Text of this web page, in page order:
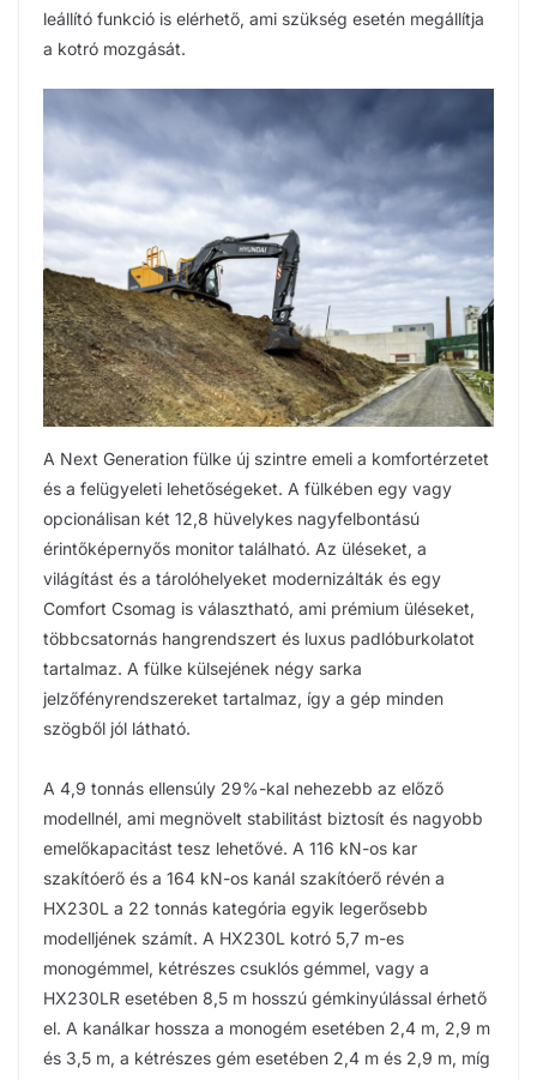
leállító funkció is elérhető, ami szükség esetén megállítja
a kotró mozgását.
A Next Generation fülke új szintre emeli a komfortérzetet
és a felügyeleti lehetőségeket. A fülkében egy vagy
opcionálisan két 12,8 hüvelykes nagyfelbontású
érintőképernyős monitor található. Az üléseket, a
világítást és a tárolóhelyeket modernizálták és egy
Comfort Csomag is választható, ami prémium üléseket,
többcsatornás hangrendszert és luxus padlóburkolatot
tartalmaz. A fülke külsejének négy sarka
jelzőfényrendszereket tartalmaz, így a gép minden
szögből jól látható.
A 4,9 tonnás ellensúly 29%-kal nehezebb az előző
modellnél, ami megnövelt stabilitást biztosít és nagyobb
emelőkapacitást tesz lehetővé. A 116 kN-os kar
szakítóerő és a 164 kN-os kanál szakítóerő révén a
HX230L a 22 tonnás kategória egyik legerősebb
modelljének számít. A HX230L kotró 5,7 m-es
monogémmel, kétrészes csuklós gémmel, vagy a
HX230LR esetében 8,5 m hosszú gémkinyúlással érhető
el. A kanálkar hossza a monogém esetében 2,4 m, 2,9 m
és 3,5 m, a kétrészes gém esetében 2,4 m és 2,9 m, míg